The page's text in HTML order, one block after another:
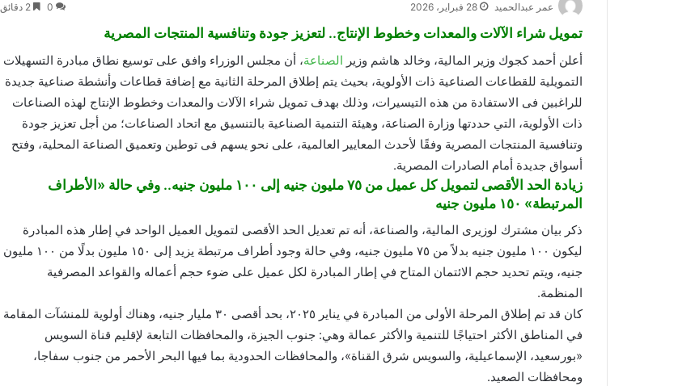
عمر عبدالحميد 28 فبراير، 2026 0
تمويل شراء الآلات والمعدات وخطوط الإنتاج.. لتعزيز جودة وتنافسية المنتجات المصرية
أعلن أحمد كجوك وزير المالية، وخالد هاشم وزير الصناعة، أن مجلس الوزراء وافق على توسيع نطاق مبادرة التسهيلات
التمويلية للقطاعات الصناعية ذات الأولوية، بحيث يتم إطلاق المرحلة الثانية مع إضافة قطاعات وأنشطة صناعية جديدة
للراغبين فى الاستفادة من هذه التيسيرات، وذلك بهدف تمويل شراء الآلات والمعدات وخطوط الإنتاج لهذه الصناعات
ذات الأولوية، التي حددتها وزارة الصناعة، وهيئة التنمية الصناعية بالتنسيق مع اتحاد الصناعات؛ من أجل تعزيز جودة
وتنافسية المنتجات المصرية وفقًا لأحدث المعايير العالمية، على نحو يسهم فى توطين وتعميق الصناعة المحلية، وفتح
أسواق جديدة أمام الصادرات المصرية.
زيادة الحد الأقصى لتمويل كل عميل من ٧٥ مليون جنيه إلى ١٠٠ مليون جنيه.. وفي حالة «الأطراف
المرتبطة» ١٥٠ مليون جنيه
ذكر بيان مشترك لوزيرى المالية، والصناعة، أنه تم تعديل الحد الأقصى لتمويل العميل الواحد في إطار هذه المبادرة
ليكون ۱۰۰ مليون جنيه بدلاً من ٧٥ مليون جنيه، وفي حالة وجود أطراف مرتبطة يزيد إلى ١٥٠ مليون بدلًا من ١٠٠ مليون
جنيه، ويتم تحديد حجم الائتمان المتاح في إطار المبادرة لكل عميل على ضوء حجم أعماله والقواعد المصرفية
المنظمة.
كان قد تم إطلاق المرحلة الأولى من المبادرة في يناير ۲۰۲٥، بحد أقصى ٣٠ مليار جنيه، وهناك أولوية للمنشآت المقامة
في المناطق الأكثر احتياجًا للتنمية والأكثر عمالة وهي: جنوب الجيزة، والمحافظات التابعة لإقليم قناة السويس
«بورسعيد، الإسماعيلية، والسويس شرق القناة»، والمحافظات الحدودية بما فيها البحر الأحمر من جنوب سفاجا،
ومحافظات الصعيد.